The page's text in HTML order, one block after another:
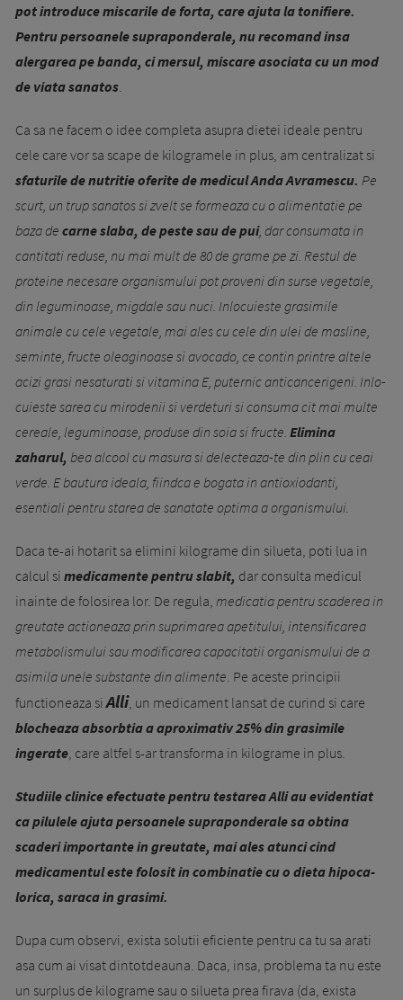
pot introduce miscarile de forta, care ajuta la tonifiere.
Pentru persoanele supraponderale, nu recomand insa
alergarea pe banda, ci mersul, miscare asociata cu un mod
de viata sanatos
Ca sa ne facem o idee completa asupra dietei ideale pentru
cele care vor sa scape de kilogramele in plus, am centralizat si
sfaturile de nutritie oferite de medicul Anda Avramescu. Pe
scurt, un trup sanatos si zvelt se formeaza cu o alimentatie pe
baza de carne slaba, de peste sau de pui, dar consumata in
cantitati reduse, nu mai mult de 80 de grame pe zi. Restul de
proteine necesare organismului pot proveni din surse vegetale,
din leguminoase, migdale sau nuci. Inlo­cuieste grasimile
animale cu cele vegetale, mai ales cu cele din ulei de masline,
seminte, fructe oleaginoa­se si avocado, ce contin printre altele
acizi grasi ne­saturati si vitamina E, puternic anticancerigeni. Inlo­­
cuieste sarea cu mirodenii si verdeturi si consuma cit mai multe
cereale, leguminoase, produse din soia si fructe. Elimina
zaharul, bea alcool cu masura si de­lecteaza-te din plin cu ceai
verde. E bautura ideala, fiindca e bogata in antioxiodanti,
esentiali pentru sta­rea de sanatate optima a organismului.
Daca te-ai hotarit sa elimini kilograme din silueta, poti lua in
calcul si medicamente pentru slabit, dar consulta medicul
inainte de folosirea lor. De regula, medicatia pentru scaderea in
greutate actioneaza prin suprimarea apetitului, intensificarea
metabolismului sau modificarea capacitatii organismului de a
asimila unele substante din alimente . Pe aceste principii
functioneaza siAlli, un medicament lansat de curind si care
blocheaza absorbtia a aproximativ 25% din grasimile
ingerate , care altfel s-ar transforma in kilograme in plus.
Studiile clinice efectuate pentru testarea Alli au evidentiat
ca pilulele ajuta persoanele supraponderale sa obtina
scaderi im­portante in greutate, mai ales atunci cind
medicamentul este folosit in combinatie cu o dieta hipo­­ca­
lorica, saraca in grasimi.
Dupa cum observi, exista solutii eficiente pentru ca tu sa arati
asa cum ai visat dintotdeauna. Daca, insa, problema ta nu este
un surplus de kilograme sau o silueta prea firava (da, exista